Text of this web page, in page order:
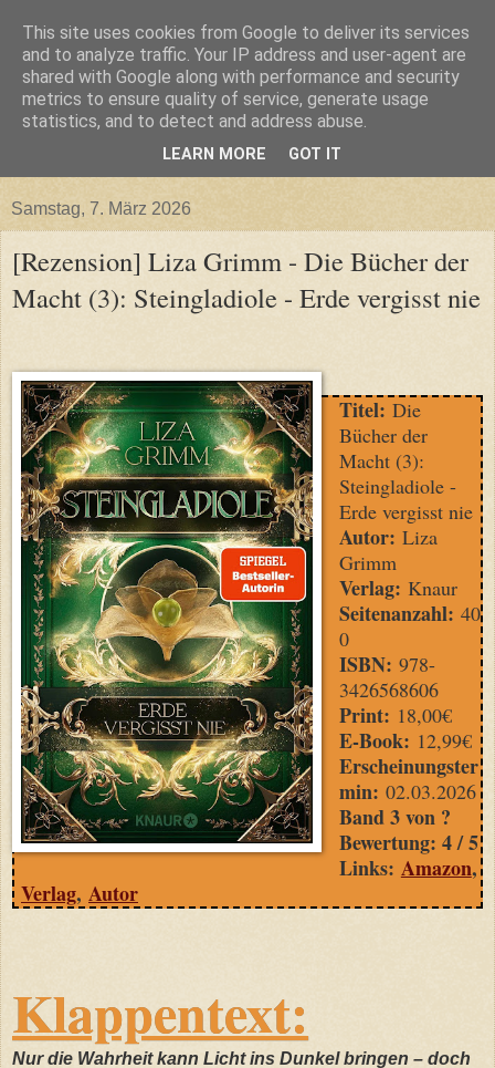
Samstag, 7. März 2026
[Rezension] Liza Grimm - Die Bücher der
Macht (3): Steingladiole - Erde vergisst nie
Titel: Die
Bücher der
Macht (3):
Steingladiole -
Erde vergisst nie
Autor: Liza
Grimm
Verlag: Knaur
Seitenanzahl: 40
0
ISBN: 978-
3426568606
Print: 18,00€
E-Book: 12,99€
Erscheinungster
min: 02.03.2026
Band 3 von ?
Bewertung: 4 / 5
Links: Amazon,
Verlag, Autor
Klappentext:
Nur die Wahrheit kann Licht ins Dunkel bringen – doch
This site uses cookies from Google to deliver its services
and to analyze traffic. Your IP address and user-agent are
shared with Google along with performance and security
metrics to ensure quality of service, generate usage
statistics, and to detect and address abuse.
LEARN MORE GOT IT